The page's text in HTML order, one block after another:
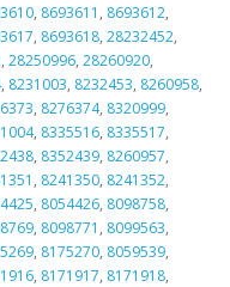
, 8693611 , 8693612,
, 8693618, 28232452,
, 28250996, 28260920,
, 8231003, 8232453, 8260958,
, 8276374, 8320999,
, 8335516, 8335517,
, 8352439, 8260957,
, 8241350, 8241352,
, 8054426, 8098758,
, 8098771 , 8099563,
, 8175270, 8059539,
, 8171917, 8171918,